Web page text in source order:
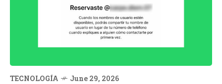
TECNOLOGÍA June 29, 2026